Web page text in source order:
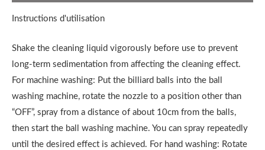
Instructions d'utilisation
Shake the cleaning liquid vigorously before use to prevent
long-term sedimentation from affecting the cleaning effect.
For machine washing: Put the billiard balls into the ball
washing machine, rotate the nozzle to a position other than
“OFF”, spray from a distance of about 10cm from the balls,
then start the ball washing machine. You can spray repeatedly
until the desired effect is achieved. For hand washing: Rotate